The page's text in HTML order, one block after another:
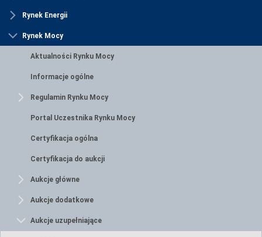
Rynek Energii
Rynek Mocy
Aktualności Rynku Mocy
Informacje ogólne
Regulamin Rynku Mocy
Portal Uczestnika Rynku Mocy
Certyfikacja ogólna
Certyfikacja do aukcji
Aukcje główne
Aukcje dodatkowe
Aukcje uzupełniające